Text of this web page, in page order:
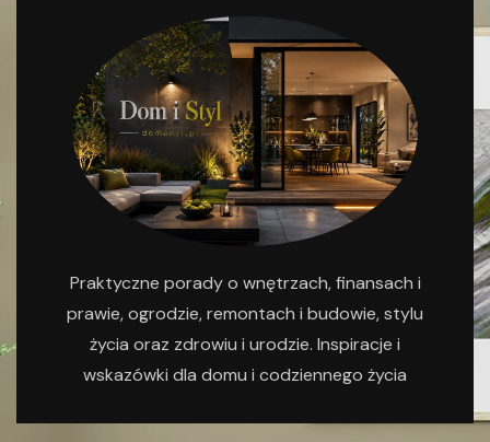
Praktyczne porady o wnętrzach, finansach i
prawie, ogrodzie, remontach i budowie, stylu
życia oraz zdrowiu i urodzie. Inspiracje i
wskazówki dla domu i codziennego życia